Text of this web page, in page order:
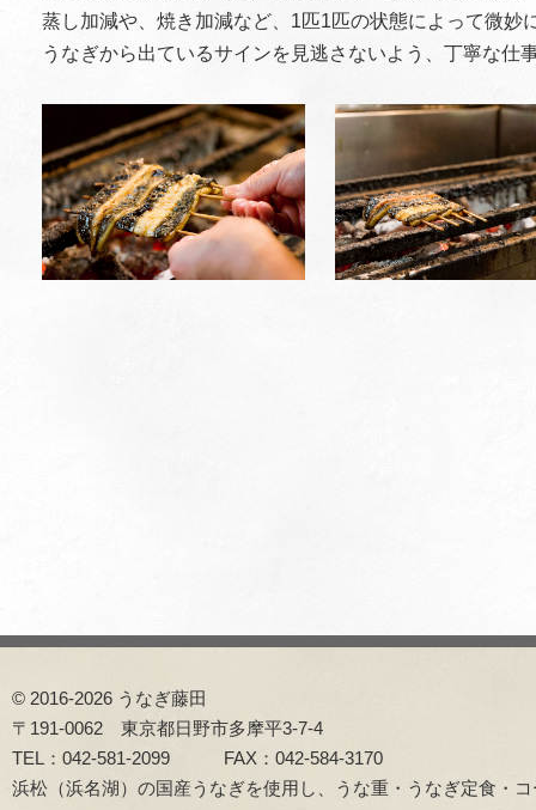
蒸し加減や、焼き加減など、1匹1匹の状態によって微妙
うなぎから出ているサインを見逃さないよう、丁寧な仕
© 2016-2026 うなぎ藤田
〒191-0062 東京都日野市多摩平3-7-4
TEL：042-581-2099 FAX：042-584-3170
浜松（浜名湖）の国産うなぎを使用し、うな重・うなぎ定食・